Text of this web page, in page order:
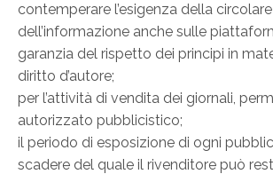
contemperare l’esigenza della circolare
dell’informazione anche sulle
garanzia del rispetto dei principi in
diritto d’autore;
per l’attività di vendita dei giornali,
autorizzato pubblicistico;
il periodo di esposizione di ogni
scadere del quale il rivenditore può